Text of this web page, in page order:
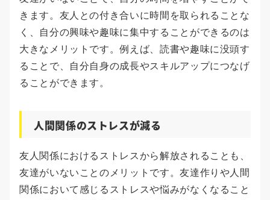
きます。友人との付き合いに時間を取られることな
く、自分の興味や趣味に集中することができるのは
大きなメリットです。例えば、読書や趣味に没頭す
ることで、自分自身の成長やスキルアップにつなげ
ることができます。
人間関係のストレスが減る
友人関係におけるストレスから解放されることも、
友達がいないことのメリットです。友達作りや人間
関係において感じるストレスや悩みがなくなること